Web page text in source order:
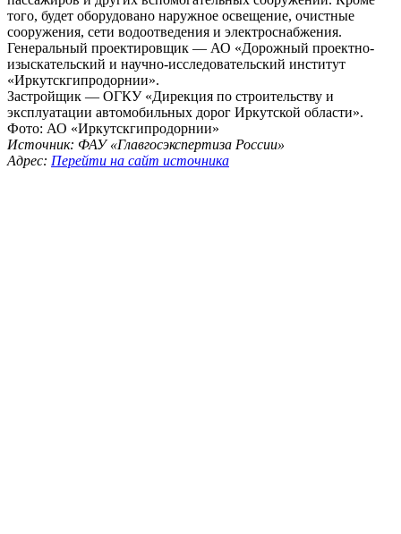
того, будет оборудовано наружное освещение, очистные
сооружения, сети водоотведения и электроснабжения.
Генеральный проектировщик — АО «Дорожный проектно-
изыскательский и научно-исследовательский институт
«Иркутскгипродорнии».
Застройщик — ОГКУ «Дирекция по строительству и
эксплуатации автомобильных дорог Иркутской области».
Фото: АО «Иркутскгипродорнии»
Источник: ФАУ «Главгосэкспертиза России»
Адрес: Перейти на сайт источника